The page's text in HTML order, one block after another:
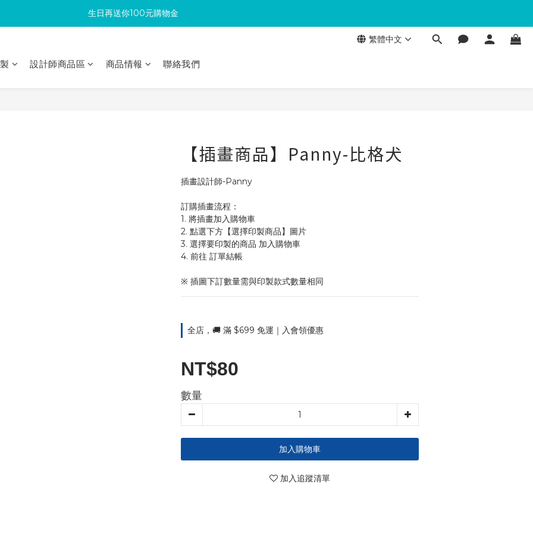
滿300回饋10%購物金
生日再送你100元購物金
滿300回饋10%購物金
繁體中文
設計師商品區 商品情報 聯絡我們
【插畫商品】Panny-比格犬
插畫設計師-Panny
訂購插畫流程：
1. 將插畫加入購物車
2. 點選下方【選擇印製商品】圖片
3. 選擇要印製的商品 加入購物車
4. 前往 訂單結帳
※ 插圖下訂數量需與印製款式數量相同
全店，🚚 滿 $699 免運｜入會領優惠
NT$80
數量
加入購物車
加入追蹤清單